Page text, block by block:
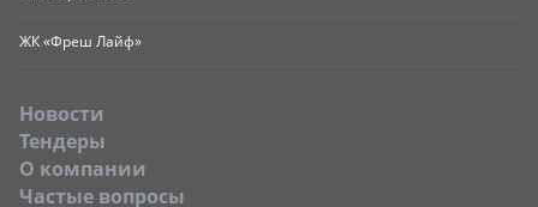
ЖК «Фреш Лайф»
Новости
Тендеры
O компании
Частые вопросы